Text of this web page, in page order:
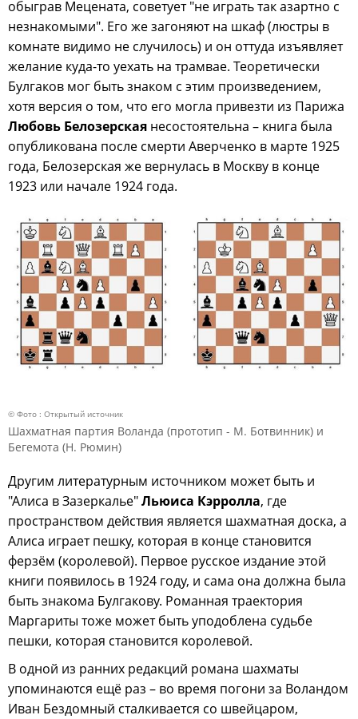
обыграв Мецената, советует "не играть так азартно с
незнакомыми". Его же загоняют на шкаф (люстры в
комнате видимо не случилось) и он оттуда изъявляет
желание куда-то уехать на трамвае. Теоретически
Булгаков мог быть знаком с этим произведением,
хотя версия о том, что его могла привезти из Парижа
Любовь Белозерская несостоятельна – книга была
опубликована после смерти Аверченко в марте 1925
года, Белозерская же вернулась в Москву в конце
1923 или начале 1924 года.
© Фото : Открытый источник
Шахматная партия Воланда (прототип - М. Ботвинник) и
Бегемота (Н. Рюмин)
Другим литературным источником может быть и
"Алиса в Зазеркалье"Льюиса Кэрролла, где
пространством действия является шахматная доска, а
Алиса играет пешку, которая в конце становится
ферзём (королевой). Первое русское издание этой
книги появилось в 1924 году, и сама она должна была
быть знакома Булгакову. Романная траектория
Маргариты тоже может быть уподоблена судьбе
пешки, которая становится королевой.
В одной из ранних редакций романа шахматы
упоминаются ещё раз – во время погони за Воландом
Иван Бездомный сталкивается со швейцаром,